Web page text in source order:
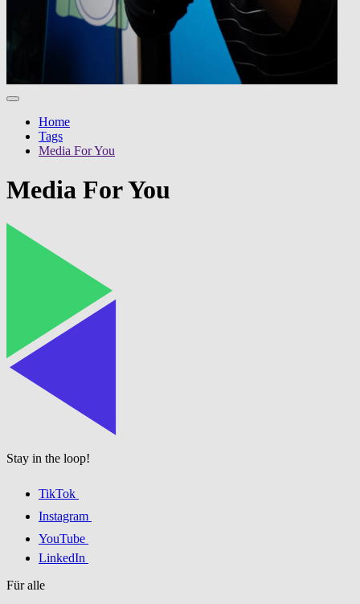
Home
Tags
Media For You
Media For You
Stay in the loop!
TikTok
Instagram
YouTube
LinkedIn
Für alle